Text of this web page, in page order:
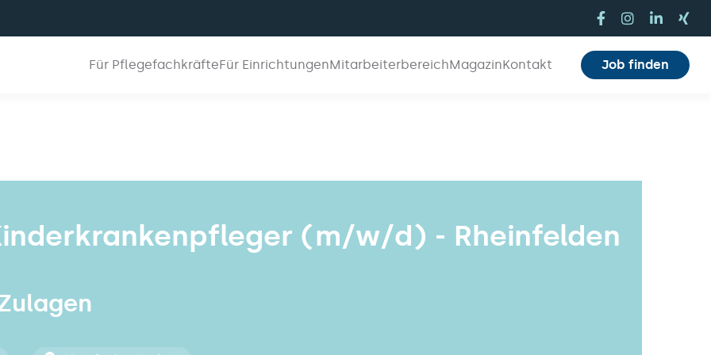
Für PflegefachkräfteFür EinrichtungenMitarbeiterbereichMagazinKontakt Job finden
(m/w/d) - Rheinfelden